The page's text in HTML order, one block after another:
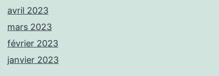
avril 2023
mars 2023
février 2023
janvier 2023